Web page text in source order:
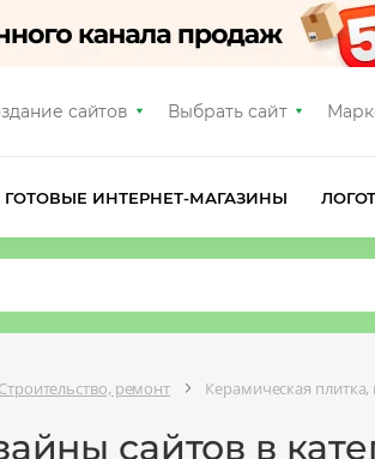
сайтов Выбрать сайт
ГОТОВЫЕ ИНТЕРНЕТ-МАГАЗИНЫ
Строительство, ремонт Керамическая плитка,
сайтов в